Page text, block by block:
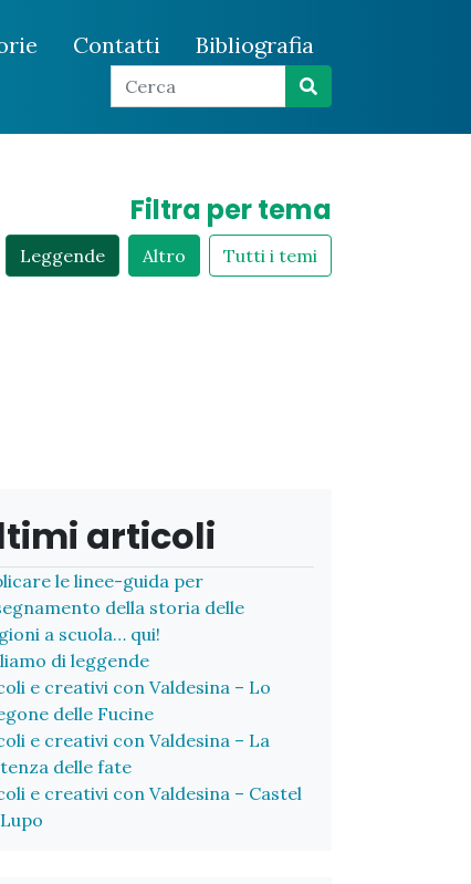
Contatti Bibliografia
Filtra per tema
Leggende Altro Tutti i temi
articoli
le linee-guida per
della storia delle
a scuola… qui!
di leggende
e creativi con Valdesina – Lo
delle Fucine
e creativi con Valdesina – La
delle fate
e creativi con Valdesina – Castel